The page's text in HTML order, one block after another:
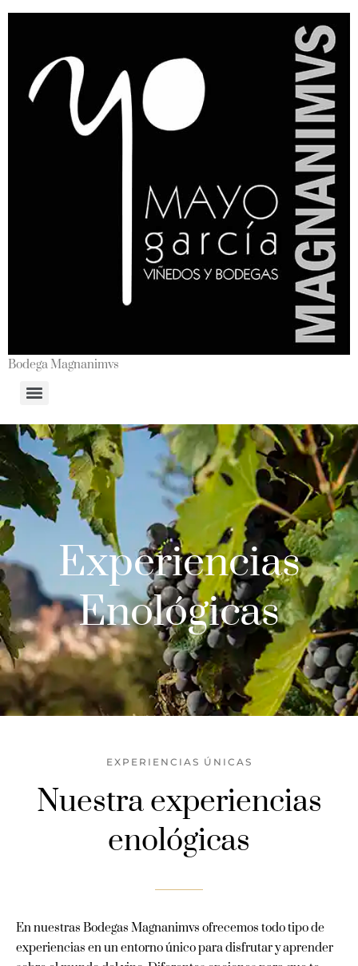
Bodega Magnanimvs
Experiencias
Enológicas
EXPERIENCIAS ÚNICAS
Nuestra experiencias
enológicas
En nuestras Bodegas Magnanimvs ofrecemos todo tipo de
experiencias en un entorno único para disfrutar y aprender